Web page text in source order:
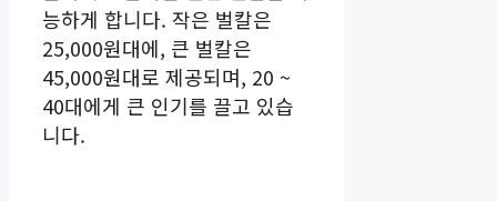
능하게 합니다. 작은 벌칼은
25,000원대에, 큰 벌칼은
45,000원대로 제공되며, 20 ~
40대에게 큰 인기를 끌고 있습
니다.